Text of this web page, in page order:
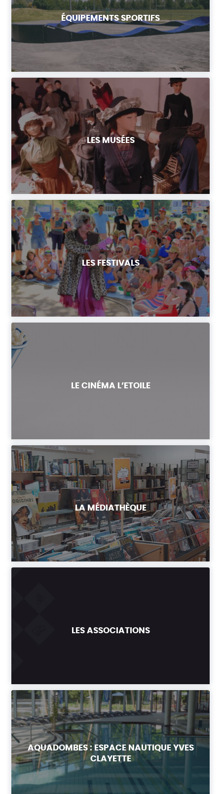
ÉQUIPEMENTS SPORTIFS
LES MUSÉES
LES FESTIVALS
LE CINÉMA L’ETOILE
LA MÉDIATHÈQUE
LES ASSOCIATIONS
AQUADOMBES : ESPACE NAUTIQUE YVES
CLAYETTE